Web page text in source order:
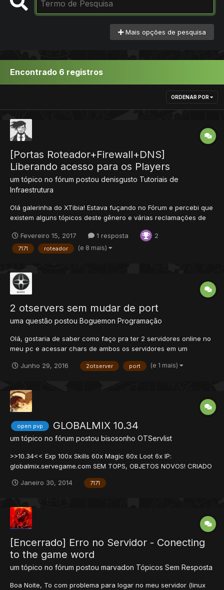
Mais opções de pesquisa
Encontrado 6 registros
ORDENAR POR
[Portas Roteador+Firewall+DNS]
Liberando acesso para os Players
um tópico no fórum postou denisgusto Tutoriais de
Infraestrutura
Olá galerinha do XTibia! Estava fuçando no Fórum e percebi que
existem alguns tópicos deste gênero e várias reclamações de
questão é que são tópicos antigos ou então que ensinam os
players meio por cima como deixar o servidor on-line,...
Fevereiro 15, 2017 1 resposta 2
7171 roteador (e 8 mais)
2 otservers sem mudar de port
uma questão postou Boguemon Programação
Olá, gostaria de saber como faço pra ter 2 servidores online no
meu pc e acessar chars de ambos os servidores em um
7171 pra 7173?
Junho 29, 2016 2otserver port (e 1 mais)
open pvp GLOBALMIX 10.34
um tópico no fórum postou bisosonho OTServlist
>>10.34<< Exp 100x Skills 60x Magic 60x Loot 6x IP:
globalmix.servegame.com SEM TOPS, OBJETOS NOVOS! CRIADO
Janeiro 30, 2014
7171
[Encerrado] Erro no Servidor - Conecting
to the game word
um tópico no fórum postou marvadon Tópicos Sem Resposta
Boa Noite, To com problema para logar no meu servidor (linux